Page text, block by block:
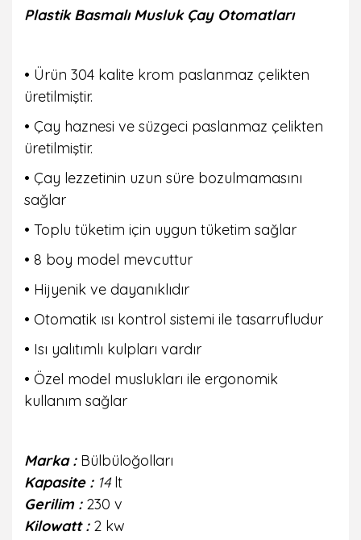
Plastik Basmalı Musluk Çay Otomatları
• Ürün 304 kalite krom paslanmaz çelikten
üretilmiştir.
• Çay haznesi ve süzgeci paslanmaz çelikten
üretilmiştir.
• Çay lezzetinin uzun süre bozulmamasını
sağlar
• Toplu tüketim için uygun tüketim sağlar
• 8 boy model mevcuttur
• Hijyenik ve dayanıklıdır
• Otomatik ısı kontrol sistemi ile tasarrufludur
• Isı yalıtımlı kulpları vardır
• Özel model muslukları ile ergonomik
kullanım sağlar
Marka: Bülbüloğolları
Kapasite : 14lt
Gerilim : 230 v
Kilowatt: 2 kw